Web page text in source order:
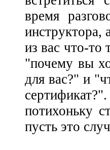
время
инструктора,
из вас что-то
"почему вы
для вас?" и
потихоньку
пусть это